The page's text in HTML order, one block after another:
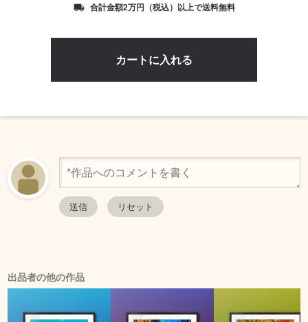
local_shipping 合計金額2万円（税込）以上で送料無料
出品者の他の作品